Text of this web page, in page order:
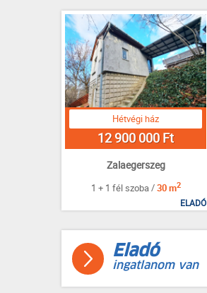
Hétvégi ház
12 900 000 Ft
Zalaegerszeg
1 + 1 fél szoba / 30 m2
ELADÓ
Eladó
ingatlanom van